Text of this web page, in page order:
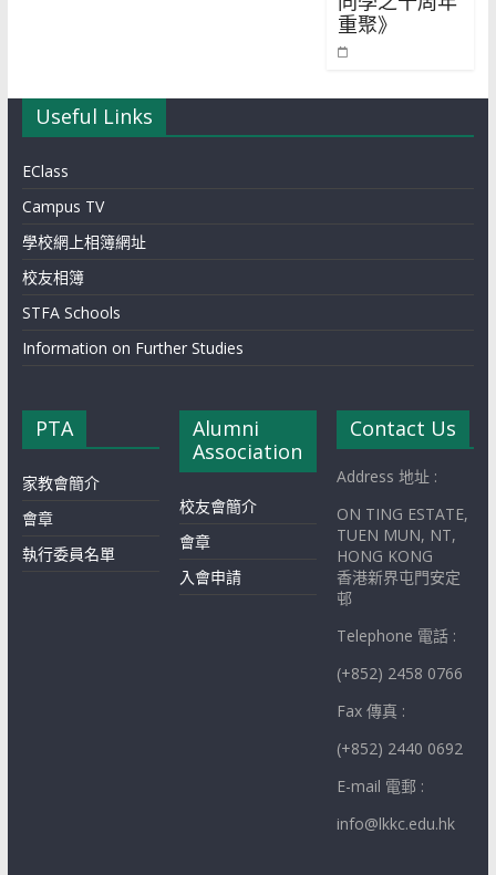
重聚》
Useful Links
EClass
Campus TV
學校網上相簿網址
校友相簿
STFA Schools
Information on Further Studies
PTA
家教會簡介
會章
執行委員名單
Alumni
Association
校友會簡介
會章
入會申請
Contact Us
Address 地址 :
ON TING ESTATE,
TUEN MUN, NT,
HONG KONG
香港新界屯門安定
邨
Telephone 電話 :
(+852) 2458 0766
Fax 傳真 :
(+852) 2440 0692
E-mail 電郵 :
info@lkkc.edu.hk